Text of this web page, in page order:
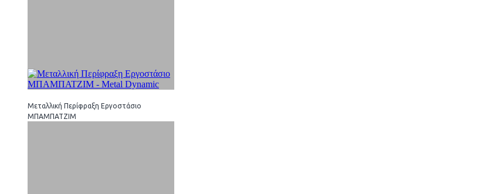
Μεταλλική Περίφραξη Εργοστάσιο
ΜΠΑΜΠΑΤΖΙΜ